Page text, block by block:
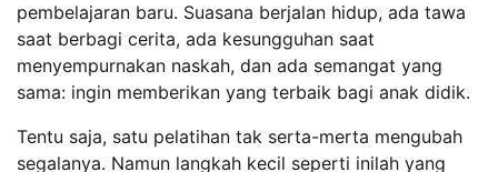
pembelajaran baru. Suasana berjalan hidup, ada tawa
saat berbagi cerita, ada kesungguhan saat
menyempurnakan naskah, dan ada semangat yang
sama: ingin memberikan yang terbaik bagi anak didik.
Tentu saja, satu pelatihan tak serta-merta mengubah
segalanya. Namun langkah kecil seperti inilah yang